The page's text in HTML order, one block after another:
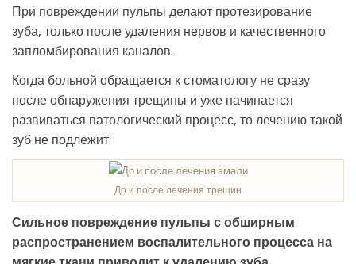
При повреждении пульпы делают протезирование
зуба, только после удаления нервов и качественного
запломбирования каналов.
Когда больной обращается к стоматологу не сразу
после обнаружения трещины и уже начинается
развиваться патологический процесс, то лечению такой
зуб не подлежит.
До и после лечения трещин
Сильное повреждение пульпы с обширным
распространением воспалительного процесса на